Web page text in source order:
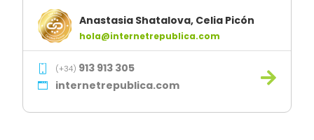
Anastasia Shatalova, Celia Picón
hola@internetrepublica.com
(+34) 913 913 305
internetrepublica.com